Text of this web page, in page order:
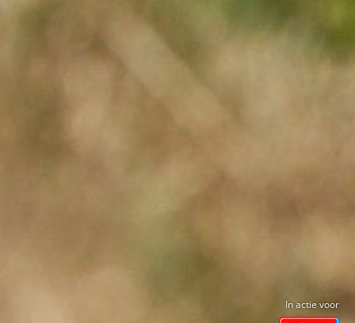
In actie voor